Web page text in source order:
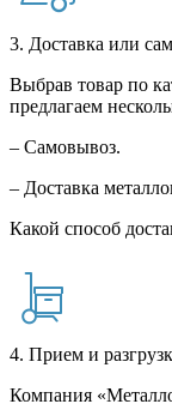
3. Доставка или
Выбрав товар по
предлагаем
– Самовывоз.
– Доставка
Какой способ
4. Прием и
Компания